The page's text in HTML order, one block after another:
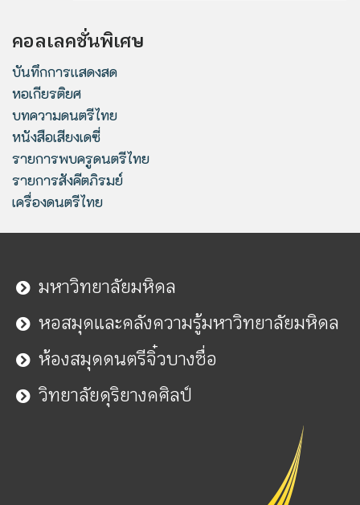
คอลเลคชั่นพิเศษ
บันทึกการแสดงสด
หอเกียรติยศ
บทความดนตรีไทย
หนังสือเสียงเดซี่
รายการพบครูดนตรีไทย
รายการสังคีตภิรมย์
เครื่องดนตรีไทย
มหาวิทยาลัยมหิดล
หอสมุดและคลังความรู้มหาวิทยาลัยมหิดล
ห้องสมุดดนตรีจิ๋วบางซื่อ
วิทยาลัยดุริยางคศิลป์